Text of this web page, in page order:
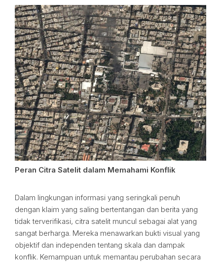
Peran Citra Satelit dalam Memahami Konflik
Dalam lingkungan informasi yang seringkali penuh
dengan klaim yang saling bertentangan dan berita yang
tidak terverifikasi, citra satelit muncul sebagai alat yang
sangat berharga. Mereka menawarkan bukti visual yang
objektif dan independen tentang skala dan dampak
konflik. Kemampuan untuk memantau perubahan secara